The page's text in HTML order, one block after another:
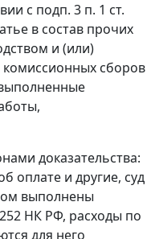
с подп. 3 п. 1 ст.
в состав прочих
и (или)
сборов
доказательства:
оплате и другие, суд
выполнены
НК РФ, расходы по
для него